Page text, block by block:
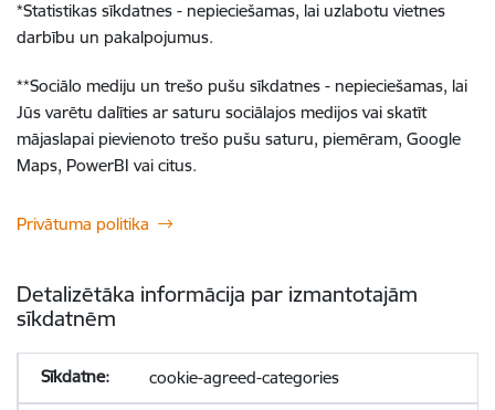
*Statistikas sīkdatnes - nepieciešamas, lai uzlabotu vietnes
darbību un pakalpojumus.
**Sociālo mediju un trešo pušu sīkdatnes - nepieciešamas, lai
Jūs varētu dalīties ar saturu sociālajos medijos vai skatīt
mājaslapai pievienoto trešo pušu saturu, piemēram, Google
Maps, PowerBI vai citus.
Privātuma politika
Detalizētāka informācija par izmantotajām
sīkdatnēm
cookie-agreed-categories